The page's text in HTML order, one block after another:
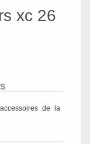
xc 26
de la